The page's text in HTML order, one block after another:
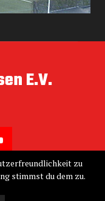
E.V.
Reserved. Designed
zu
stimmst du dem zu.